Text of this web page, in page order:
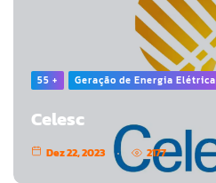
55 + Geração de Energia Elétrica
Celesc
Dez 22, 2023 2177